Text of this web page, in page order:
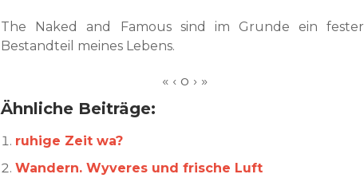
The Naked and Famous sind im Grunde ein fester
Bestandteil meines Lebens.
Ähnliche Beiträge:
ruhige Zeit wa?
Wandern. Wyveres und frische Luft